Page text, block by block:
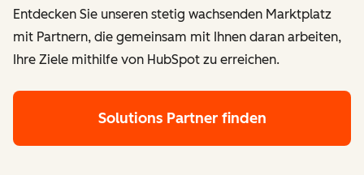
Entdecken Sie unseren stetig wachsenden Marktplatz
mit Partnern, die gemeinsam mit Ihnen daran arbeiten,
Ihre Ziele mithilfe von HubSpot zu erreichen.
Solutions Partner finden